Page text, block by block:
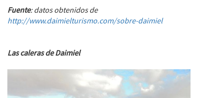
Fuente: datos obtenidos de
http://www.daimielturismo.com/sobre-daimiel
Las caleras de Daimiel